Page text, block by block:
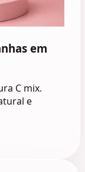
em
C mix.
e